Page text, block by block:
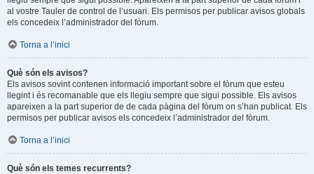
al vostre Tauler de control de l’usuari. Els permisos per publicar avisos globals
els concedeix l’administrador del fòrum.
Torna a l’inici
Què són els avisos?
Els avisos sovint contenen informació important sobre el fòrum que esteu
llegint i és recomanable que els llegiu sempre que sigui possible. Els avisos
apareixen a la part superior de de cada pàgina del fòrum on s’han publicat. Els
permisos per publicar avisos els concedeix l’administrador del fòrum.
Torna a l’inici
Què són els temes recurrents?